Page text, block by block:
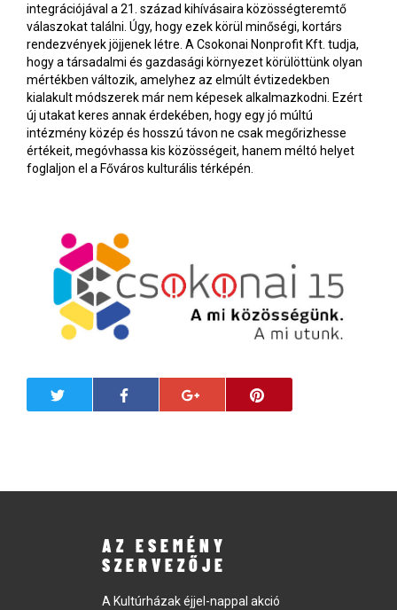
integrációjával a 21. század kihívásaira közösségteremtő
válaszokat találni. Úgy, hogy ezek körül minőségi, kortárs
rendezvények jöjjenek létre. A Csokonai Nonprofit Kft. tudja,
hogy a társadalmi és gazdasági környezet körülöttünk olyan
mértékben változik, amelyhez az elmúlt évtizedekben
kialakult módszerek már nem képesek alkalmazkodni. Ezért
új utakat keres annak érdekében, hogy egy jó múltú
intézmény közép és hosszú távon ne csak megőrizhesse
értékeit, megóvhassa kis közösségeit, hanem méltó helyet
foglaljon el a Főváros kulturális térképén.
AZ ESEMÉNY
SZERVEZŐJE
A Kultúrházak éjjel-nappal akció